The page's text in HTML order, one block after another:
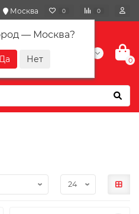
Москва
— Москва?
0 0
+7(901) 417-10-01
0